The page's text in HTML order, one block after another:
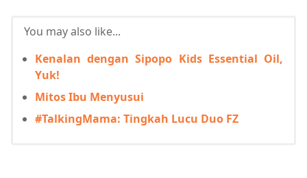
You may also like...
Kenalan dengan Sipopo Kids Essential Oil,
Yuk!
Mitos Ibu Menyusui
#TalkingMama: Tingkah Lucu Duo FZ